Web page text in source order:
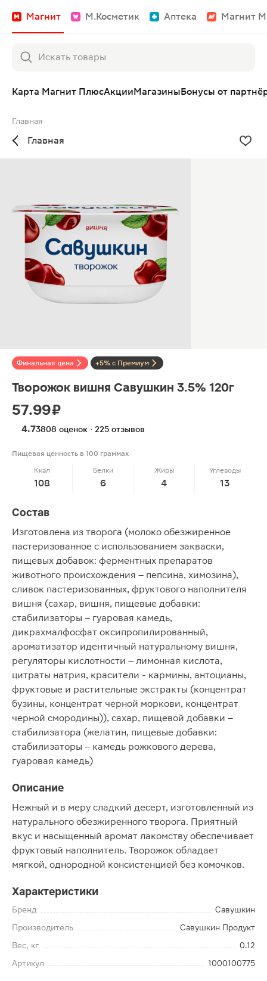
Магнит М.Косметик Аптека Магнит
Карта Магнит ПлюсАкцииМагазиныБонусы от
Главная
Главная
Финальная цена +5% с Премиум
Творожок вишня Савушкин 3.5% 120г
57.99 ₽
4.73808 оценок · 225 отзывов
Пищевая ценность в 100 граммах
Ккал
108
Белки
6
Жиры
4
Углеводы
13
Состав
Изготовлена из творога (молоко обезжиренное
пастеризованное с использованием закваски,
пищевых добавок: ферментных препаратов
животного происхождения – пепсина, химозина),
сливок пастеризованных, фруктового наполнителя
вишня (сахар, вишня, пищевые добавки:
стабилизаторы – гуаровая камедь,
дикрахмалфосфат оксипропилированный,
ароматизатор идентичный натуральному вишня,
регуляторы кислотности – лимонная кислота,
цитраты натрия, красители - кармины, антоцианы,
фруктовые и растительные экстракты (концентрат
бузины, концентрат черной моркови, концентрат
черной смородины)), сахар, пищевой добавки –
стабилизатора (желатин, пищевые добавки:
стабилизаторы – камедь рожкового дерева,
гуаровая камедь)
Описание
Нежный и в меру сладкий десерт, изготовленный из
натурального обезжиренного творога. Приятный
вкус и насыщенный аромат лакомству обеспечивает
фруктовый наполнитель. Творожок обладает
мягкой, однородной консистенцией без комочков.
Характеристики
Бренд
Савушкин
Производитель
Савушкин Продукт
Вес, кг
0.12
Артикул
1000100775